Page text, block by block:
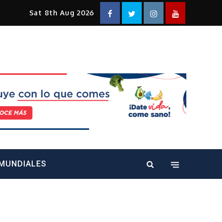
Sat 8th Aug 2026 FacebookTwitterInstagramYouTube